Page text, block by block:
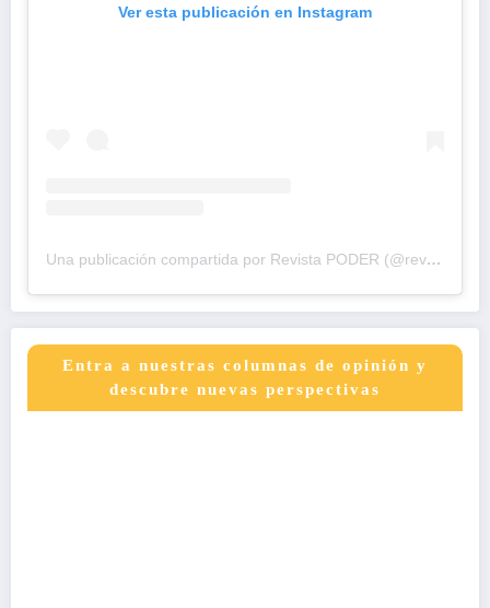
Ver esta publicación en Instagram
Una publicación compartida por Revista PODER (@revistapodercol)
Entra a nuestras columnas de opinión y
descubre nuevas perspectivas